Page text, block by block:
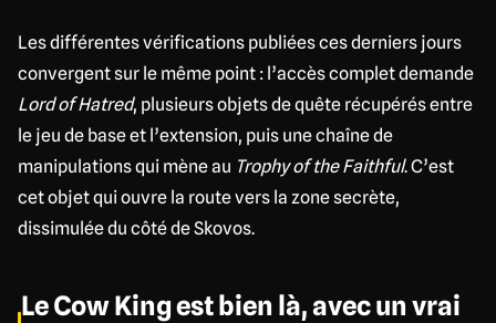
Les différentes vérifications publiées ces derniers jours
convergent sur le même point : l’accès complet demande
Lord of Hatred, plusieurs objets de quête récupérés entre
le jeu de base et l’extension, puis une chaîne de
manipulations qui mène au Trophy of the Faithful. C’est
cet objet qui ouvre la route vers la zone secrète,
dissimulée du côté de Skovos.
Le Cow King est bien là, avec un vrai